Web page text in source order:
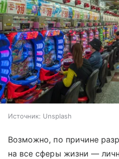
Источник: Unsplash
Возможно, по причине
на все сферы жизни —